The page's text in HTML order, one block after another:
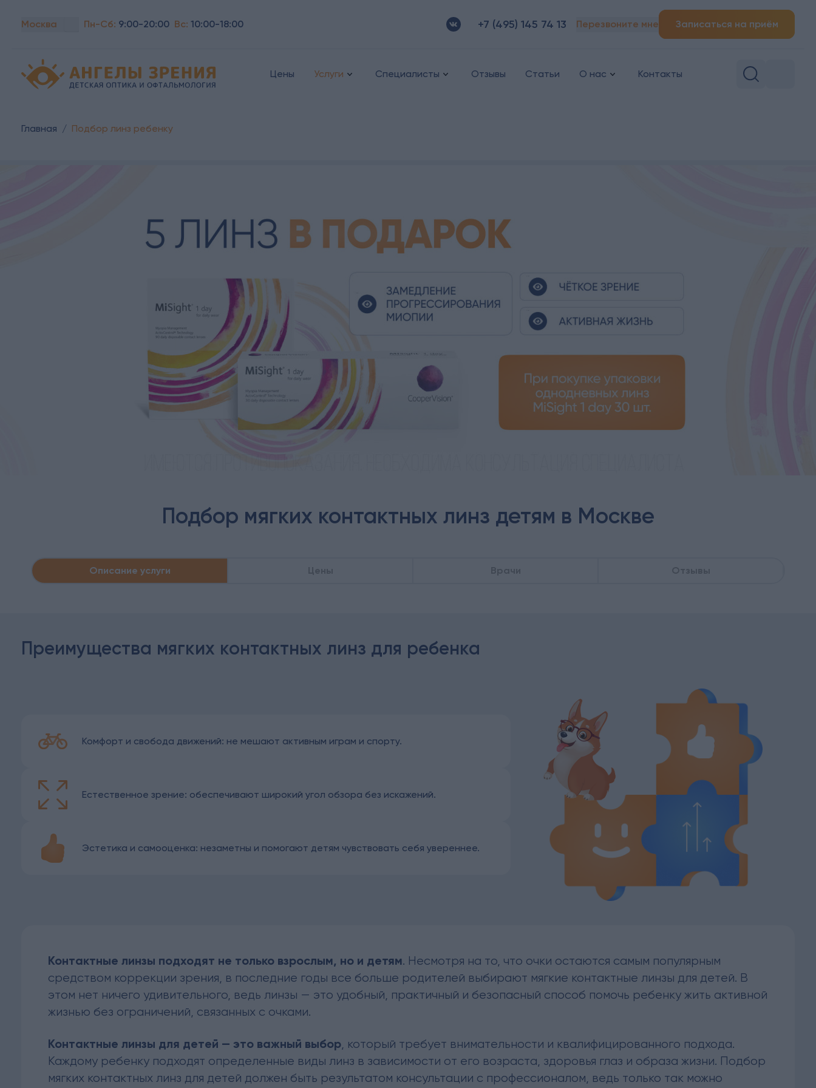
Москва Пн-Сб: 9:00-20:00 Вс: 10:00-18:00 +7 (495) 145 74 13 Перезвоните мне Записаться на приём
Детская офтальмология Ангелы зрения!
Цены
Услуги Специалисты Отзывы Статьи О нас Контакты
Главная / Подбор линз ребенку
Подбор мягких контактных линз детям в Москве
Описание услуги
Преимущества мягких контактных линз для ребенка
Комфорт и свобода движений: не мешают активным играм и спорту.
Естественное зрение: обеспечивают широкий угол обзора без искажений.
Эстетика и самооценка: незаметны и помогают детям чувствовать себя увереннее.
Контактные линзы подходят не только взрослым, но и детям. Несмотря на то, что очки остаются самым популярным
средством коррекции зрения, в последние годы все больше родителей выбирают мягкие контактные линзы для детей. В
этом нет ничего удивительного, ведь линзы — это удобный, практичный и безопасный способ помочь ребенку жить активной
жизнью без ограничений, связанных с очками.
Контактные линзы для детей — это важный выбор, который требует внимательности и квалифицированного подхода.
Каждому ребенку подходят определенные виды линз в зависимости от его возраста, здоровья глаз и образа жизни. Подбор
мягких контактных линз для детей должен быть результатом консультации с профессионалом, ведь только так можно